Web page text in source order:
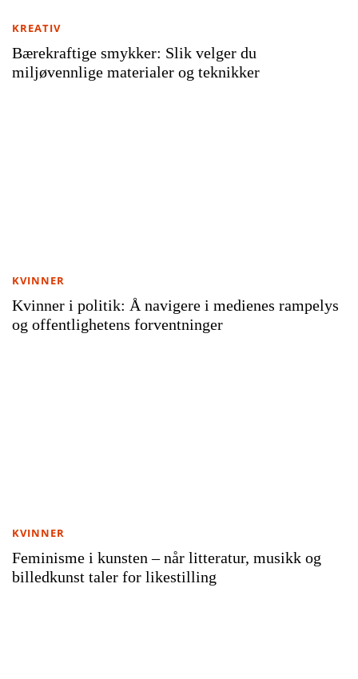
Bærekraftige smykker: Slik velger du
miljøvennlige materialer og teknikker
KREATIV
Kvinner i politik: Å navigere i medienes rampelys
og offentlighetens forventninger
KVINNER
Feminisme i kunsten – når litteratur, musikk og
billedkunst taler for likestilling
KVINNER